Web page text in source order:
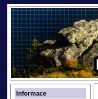
Informace